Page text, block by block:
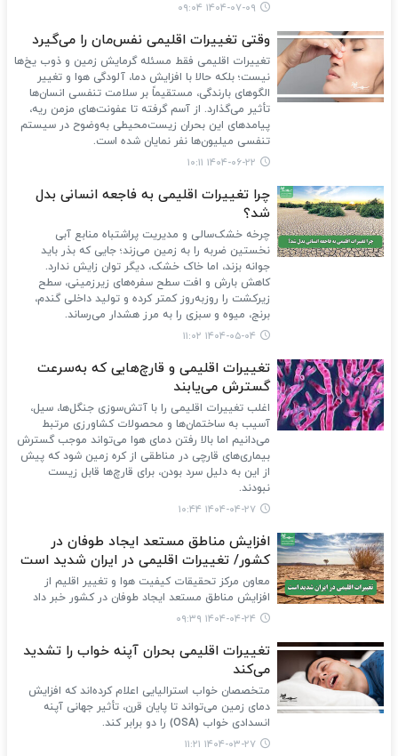
۱۴۰۴-۰۷-۰۹ ۰۹:۰۴
وقتی تغییرات اقلیمی نفس‌مان را می‌گیرد
تغییرات اقلیمی فقط مسئله گرمایش زمین و ذوب یخ‌ها
نیست؛ بلکه حالا با افزایش دما، آلودگی هوا و تغییر
الگوهای بارندگی، مستقیماً بر سلامت تنفسی انسان‌ها
تأثیر می‌گذارد. از آسم گرفته تا عفونت‌های مزمن ریه،
پیامدهای این بحران زیست‌محیطی به‌وضوح در سیستم
تنفسی میلیون‌ها نفر نمایان شده است.
۱۴۰۴-۰۶-۲۲ ۱۰:۱۱
چرا تغییرات اقلیمی به فاجعه انسانی بدل
شد؟
چرخه‌ خشک‌سالی و مدیریت پراشتباه منابع آبی
نخستین ضربه را به زمین می‌زند؛ جایی که بذر باید
جوانه بزند، اما خاک خشک، دیگر توان زایش ندارد.
کاهش بارش و افت سطح سفره‌های زیرزمینی، سطح
زیرکشت را روزبه‌روز کمتر کرده و تولید داخلی گندم،
برنج، میوه و سبزی را به مرز هشدار می‌رساند.
۱۴۰۴-۰۵-۰۴ ۱۱:۰۲
تغییرات اقلیمی و قارچ‌هایی که به‌سرعت
گسترش می‌یابند
اغلب تغییرات اقلیمی را با آتش‌سوزی جنگل‌ها، سیل،
آسیب به ساختمان‌ها و محصولات کشاورزی مرتبط
می‌دانیم اما بالا رفتن دمای هوا می‌تواند موجب گسترش
بیماری‌های قارچی در مناطقی از کره زمین شود که پیش‌
از این به دلیل سرد بودن، برای قارچ‌ها قابل زیست
نبودند.
۱۴۰۴-۰۴-۲۷ ۱۰:۴۴
افزایش مناطق مستعد ایجاد طوفان در
کشور/ تغییرات اقلیمی در ایران شدید است
معاون مرکز تحقیقات کیفیت هوا و تغییر اقلیم از
افزایش مناطق مستعد ایجاد طوفان در کشور خبر داد
۱۴۰۴-۰۴-۲۴ ۰۹:۳۹
تغییرات اقلیمی بحران آپنه خواب را تشدید
می‌کند
متخصصان خواب استرالیایی اعلام کرده‌اند که افزایش
دمای زمین می‌تواند تا پایان قرن، تأثیر جهانی آپنه
انسدادی خواب (OSA) را دو برابر کند.
۱۴۰۴-۰۳-۲۷ ۱۱:۲۱